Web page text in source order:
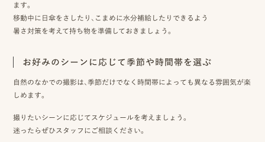
ます。
移動中に日傘をさしたり、こまめに水分補給したりできるよう
暑さ対策を考えて持ち物を準備しておきましょう。
お好みのシーンに応じて季節や時間帯を選ぶ
自然のなかでの撮影は、季節だけでなく時間帯によっても異なる雰囲気が楽
しめます。
撮りたいシーンに応じてスケジュールを考えましょう。
迷ったらぜひスタッフにご相談ください。